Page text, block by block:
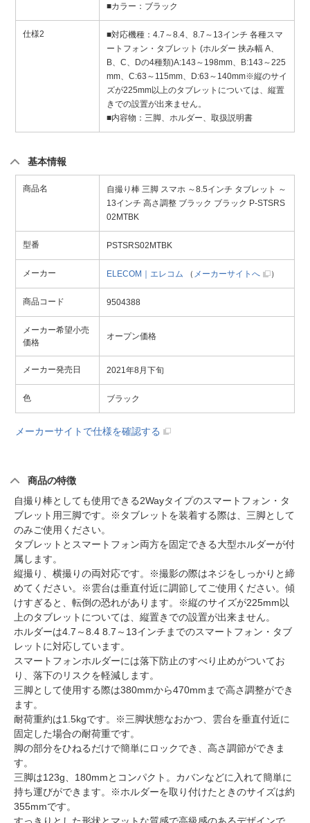
■カラー：ブラック
仕様2
■対応機種：4.7～8.4、8.7～13インチ 各種スマ
ートフォン・タブレット (ホルダー 挟み幅 A、
B、C、Dの4種類)A:143～198mm、B:143～225
mm、C:63～115mm、D:63～140mm※縦のサイ
ズが225mm以上のタブレットについては、縦置
きでの設置が出来ません。
■内容物：三脚、ホルダー、取扱説明書
基本情報
商品名
自撮り棒 三脚 スマホ ～8.5インチ タブレット ～
13インチ 高さ調整 ブラック ブラック P-STSRS
02MTBK
型番 PSTSRS02MTBK
メーカー ELECOM｜エレコム （ メーカーサイトへ ）
商品コード 9504388
メーカー希望小売
価格
オープン価格
メーカー発売日 2021年8月下旬
色 ブラック
メーカーサイトで仕様を確認する
商品の特徴
自撮り棒としても使用できる2Wayタイプのスマートフォン・タ
ブレット用三脚です。※タブレットを装着する際は、三脚として
のみご使用ください。
タブレットとスマートフォン両方を固定できる大型ホルダーが付
属します。
縦撮り、横撮りの両対応です。※撮影の際はネジをしっかりと締
めてください。※雲台は垂直付近に調節してご使用ください。傾
けすぎると、転倒の恐れがあります。※縦のサイズが225mm以
上のタブレットについては、縦置きでの設置が出来ません。
ホルダーは4.7～8.4 8.7～13インチまでのスマートフォン・タブ
レットに対応しています。
スマートフォンホルダーには落下防止のすべり止めがついてお
り、落下のリスクを軽減します。
三脚として使用する際は380mmから470mmまで高さ調整ができ
ます。
耐荷重約は1.5kgです。※三脚状態なおかつ、雲台を垂直付近に
固定した場合の耐荷重です。
脚の部分をひねるだけで簡単にロックでき、高さ調節ができま
す。
三脚は123g、180mmとコンパクト。カバンなどに入れて簡単に
持ち運びができます。※ホルダーを取り付けたときのサイズは約
355mmです。